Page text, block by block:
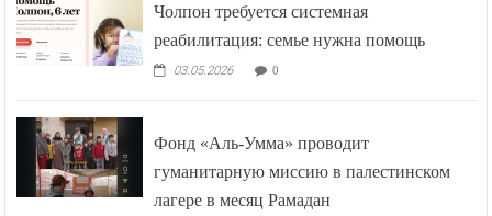
Чолпон требуется системная
реабилитация: семье нужна помощь
03.05.2026 0
Фонд «Аль-Умма» проводит
гуманитарную миссию в палестинском
лагере в месяц Рамадан